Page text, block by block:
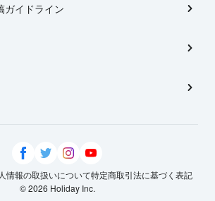
ガイドライン
情報の取扱いについて特定商取引法に基づく表記
© 2026 Holiday Inc.